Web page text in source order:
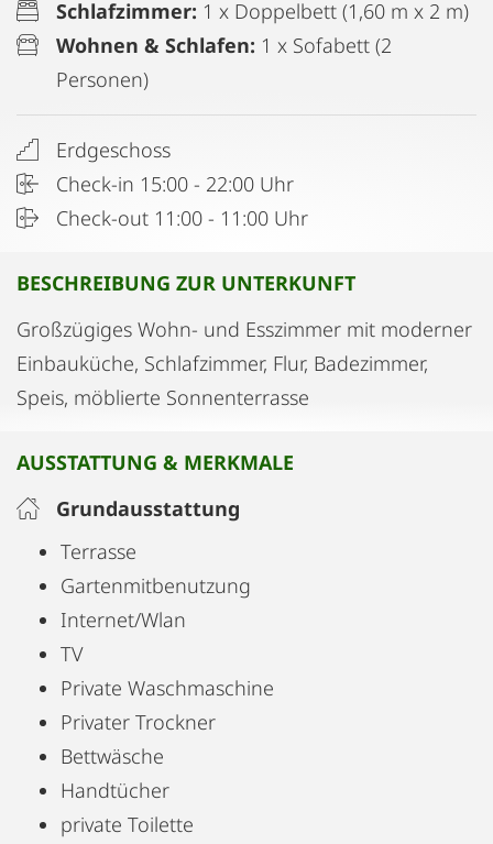
Schlafzimmer: 1 x Doppelbett (1,60 m x 2 m)
Wohnen & Schlafen: 1 x Sofabett (2
Personen)
Erdgeschoss
Check-in 15:00 - 22:00 Uhr
Check-out 11:00 - 11:00 Uhr
BESCHREIBUNG ZUR UNTERKUNFT
Großzügiges Wohn- und Esszimmer mit moderner
Einbauküche, Schlafzimmer, Flur, Badezimmer,
Speis, möblierte Sonnenterrasse
AUSSTATTUNG & MERKMALE
Grundausstattung
Terrasse
Gartenmitbenutzung
Internet/Wlan
TV
Private Waschmaschine
Privater Trockner
Bettwäsche
Handtücher
private Toilette